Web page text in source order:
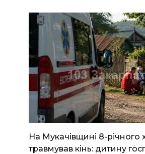
На Мукачівщині 8-річного
травмував кінь: дитину